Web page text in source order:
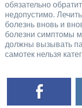
обязательно
недопустимо.
болезнь вновь и
болезни симптомы
должны вызывать
самотек нельзя